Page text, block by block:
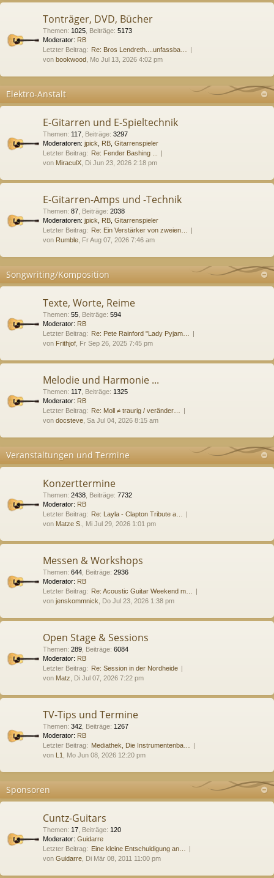
Tonträger, DVD, Bücher
Themen: 1025 Beiträge: 5173
Moderator: RB
Letzter Beitrag: Re: Bros Lendreth....unfassba…
von bookwood , Mo Jul 13, 2026 4:02 pm
Elektro-Anstalt
E-Gitarren und E-Spieltechnik
Themen: 117 Beiträge: 3297
Moderatoren: jpick RB Gitarrenspieler
Letzter Beitrag: Re: Fender Bashing ...
von MiraculX , Di Jun 23, 2026 2:18 pm
E-Gitarren-Amps und -Technik
Themen: 87 Beiträge: 2038
Moderatoren: jpick RB Gitarrenspieler
Letzter Beitrag: Re: Ein Verstärker von zweien…
von Rumble , Fr Aug 07, 2026 7:46 am
Songwriting/Komposition
Texte, Worte, Reime
Themen: 55 Beiträge: 594
Moderator: RB
Letzter Beitrag: Re: Pete Rainford "Lady Pyjam…
von Frithjof , Fr Sep 26, 2025 7:45 pm
Melodie und Harmonie ...
Themen: 117 Beiträge: 1325
Moderator: RB
Letzter Beitrag: Re: Moll ≠ traurig / veränder…
von docsteve , Sa Jul 04, 2026 8:15 am
Veranstaltungen und Termine
Konzerttermine
Themen: 2438 Beiträge: 7732
Moderator: RB
Letzter Beitrag: Re: Layla - Clapton Tribute a…
von Matze S. , Mi Jul 29, 2026 1:01 pm
Messen & Workshops
Themen: 644 Beiträge: 2936
Moderator: RB
Letzter Beitrag: Re: Acoustic Guitar Weekend m…
von jenskommnick , Do Jul 23, 2026 1:38 pm
Open Stage & Sessions
Themen: 289 Beiträge: 6084
Moderator: RB
Letzter Beitrag: Re: Session in der Nordheide
von Matz , Di Jul 07, 2026 7:22 pm
TV-Tips und Termine
Themen: 342 Beiträge: 1267
Moderator: RB
Letzter Beitrag: Mediathek, Die Instrumentenba…
von L1 , Mo Jun 08, 2026 12:20 pm
Sponsoren
Cuntz-Guitars
Themen: 17 Beiträge: 120
Moderator: Guidarre
Letzter Beitrag: Eine kleine Entschuldigung an…
von Guidarre , Di Mär 08, 2011 11:00 pm